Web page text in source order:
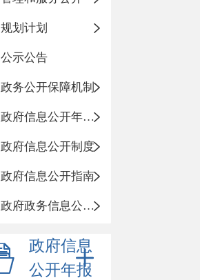
规划计划
公示公告
政务公开保障机制
政府信息公开年度报告
政府信息公开制度
政府信息公开指南
政府政务信息公开目录
政府信息
公开年报